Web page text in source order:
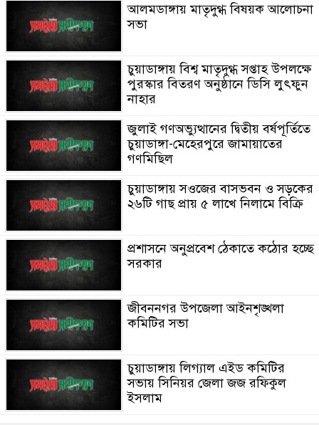
আলমডাঙ্গায় মাতৃদুগ্ধ বিষয়ক আলোচনা
সভা
চুয়াডাঙ্গায় বিশ্ব মাতৃদুগ্ধ সপ্তাহ উপলক্ষে
পুরস্কার বিতরণ অনুষ্ঠানে ডিসি লুৎফুন
নাহার
জুলাই গণঅভ্যুত্থানের দ্বিতীয় বর্ষপূর্তিতে
চুয়াডাঙ্গা-মেহেরপুরে জামায়াতের
গণমিছিল
চুয়াডাঙ্গায় সওজের বাসভবন ও সড়কের
২৬টি গাছ প্রায় ৫ লাখে নিলামে বিক্রি
প্রশাসনে অনুপ্রবেশ ঠেকাতে কঠোর হচ্ছে
সরকার
জীবননগর উপজেলা আইনশৃঙ্খলা
কমিটির সভা
চুয়াডাঙ্গায় লিগ্যাল এইড কমিটির
সভায় সিনিয়র জেলা জজ রফিকুল
ইসলাম